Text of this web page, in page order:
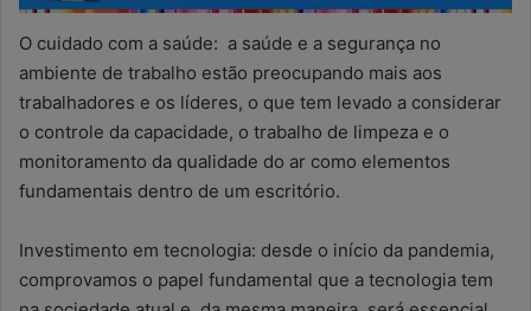
O cuidado com a saúde: a saúde e a segurança no
ambiente de trabalho estão preocupando mais aos
trabalhadores e os líderes, o que tem levado a considerar
o controle da capacidade, o trabalho de limpeza e o
monitoramento da qualidade do ar como elementos
fundamentais dentro de um escritório.
Investimento em tecnologia: desde o início da pandemia,
comprovamos o papel fundamental que a tecnologia tem